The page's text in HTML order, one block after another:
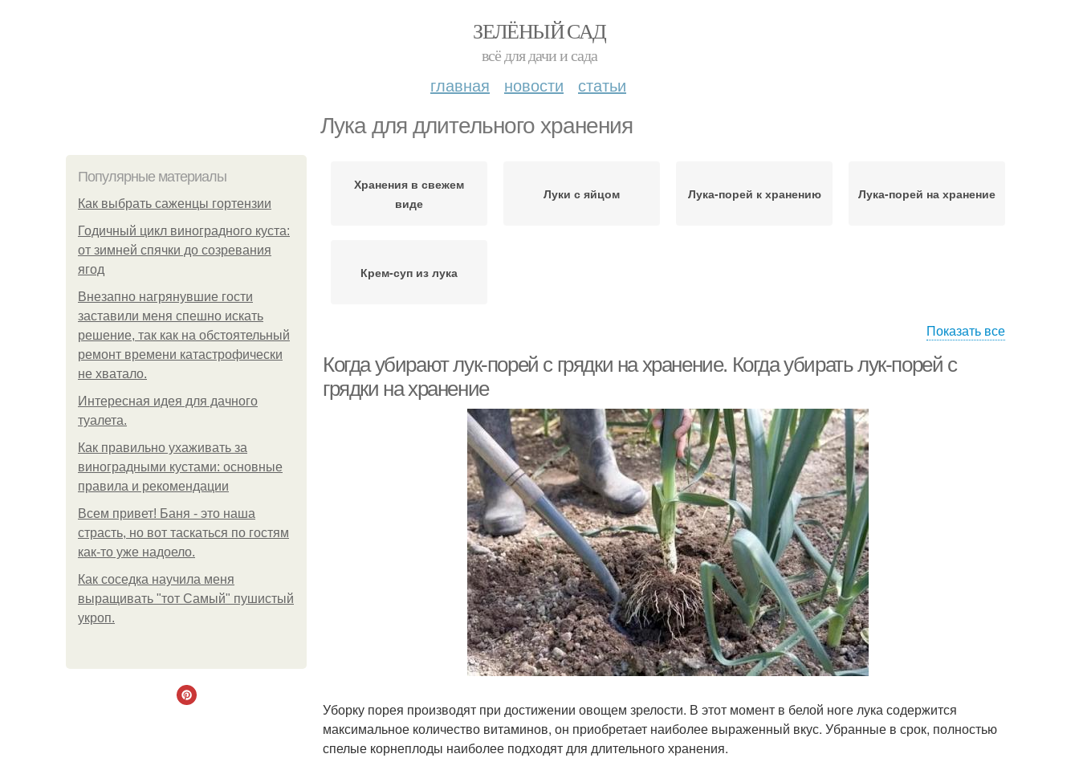
ЗЕЛЁНЫЙ САД
всё для дачи и сада
главная новости статьи
Лука для длительного хранения
Популярные материалы
Как выбрать саженцы гортензии
Годичный цикл виноградного куста:
от зимней спячки до созревания
ягод
Внезапно нагрянувшие гости
заставили меня спешно искать
решение, так как на обстоятельный
ремонт времени катастрофически
не хватало.
Интересная идея для дачного
туалета.
Как правильно ухаживать за
виноградными кустами: основные
правила и рекомендации
Всем привет! Баня - это наша
страсть, но вот таскаться по гостям
как-то уже надоело.
Как соседка научила меня
выращивать "тот Самый" пушистый
укроп.
Хранения в свежем
виде
Луки с яйцом Лука-порей к хранению Лука-порей на хранение
Крем-суп из лука
Показать все
Когда убирают лук-порей с грядки на хранение. Когда убирать лук-порей с
грядки на хранение
Уборку порея производят при достижении овощем зрелости. В этот момент в белой ноге лука содержится
максимальное количество витаминов, он приобретает наиболее выраженный вкус. Убранные в срок, полностью
спелые корнеплоды наиболее подходят для длительного хранения.